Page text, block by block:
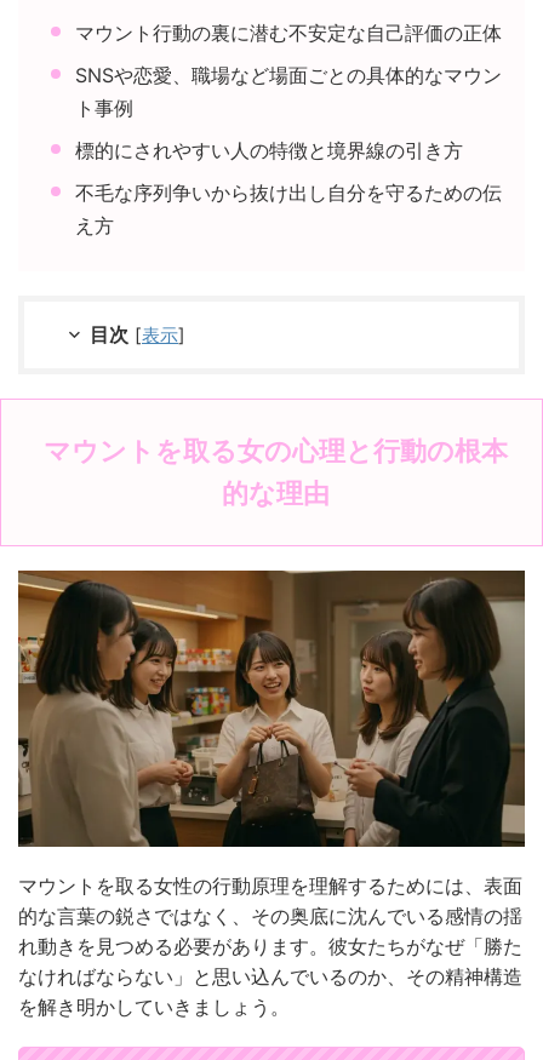
マウント行動の裏に潜む不安定な自己評価の正体
SNSや恋愛、職場など場面ごとの具体的なマウン
ト事例
標的にされやすい人の特徴と境界線の引き方
不毛な序列争いから抜け出し自分を守るための伝
え方
目次 [表示]
マウントを取る女の心理と行動の根本
的な理由
マウントを取る女性の行動原理を理解するためには、表面
的な言葉の鋭さではなく、その奥底に沈んでいる感情の揺
れ動きを見つめる必要があります。彼女たちがなぜ「勝た
なければならない」と思い込んでいるのか、その精神構造
を解き明かしていきましょう。